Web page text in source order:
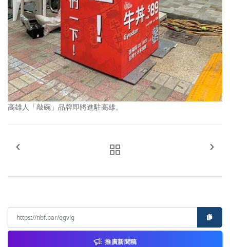
高雄人「敲碗」品牌即將進駐高雄。
推廣新聞稿